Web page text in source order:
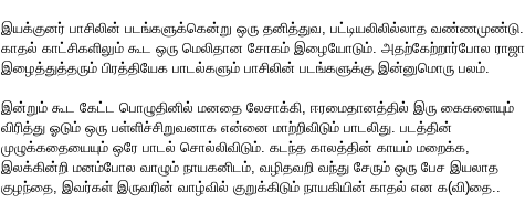
இயக்குனர் பாசிலின் படங்களுக்கென்று ஒரு தனித்துவ, பட்டியலிலில்லாத வண்ணமுண்டு.
காதல் காட்சிகளிலும் கூட ஒரு மெலிதான சோகம் இழையோடும். அதற்கேற்றார்போல ராஜா
இழைத்துத்தரும் பிரத்தியேக பாடல்களும் பாசிலின் படங்களுக்கு இன்னுமொரு பலம்.
இன்றும் கூட கேட்ட பொழுதினில் மனதை லேசாக்கி, ஈரமைதானத்தில் இரு கைகளையும்
விரித்து ஓடும் ஒரு பள்ளிச்சிறுவனாக என்னை மாற்றிவிடும் பாடலிது. படத்தின்
முழுக்கதையையும் ஒரே பாடல் சொல்லிவிடும். கடந்த காலத்தின் காயம் மறைக்க,
இலக்கின்றி மனம்போல வாழும் நாயகனிடம், வழிதவறி வந்து சேரும் ஒரு பேச இயலாத
குழந்தை, இவர்கள் இருவரின் வாழ்வில் குறுக்கிடும் நாயகியின் காதல் என க(வி)தை..